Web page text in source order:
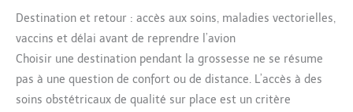
Destination et retour : accès aux soins, maladies vectorielles,
vaccins et délai avant de reprendre l’avion
Choisir une destination pendant la grossesse ne se résume
pas à une question de confort ou de distance. L’accès à des
soins obstétricaux de qualité sur place est un critère